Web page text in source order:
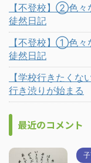
【不登校】②色々
徒然日記
【不登校】①色々
徒然日記
【学校行きたく
行き渋りが始まる
最近のコメント